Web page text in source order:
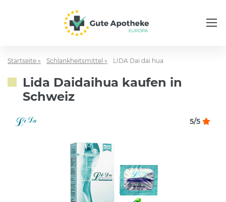
Startseite » Schlankheitsmittel » LIDA Dai dai hua
Lida Daidaihua kaufen in
Schweiz
5/5